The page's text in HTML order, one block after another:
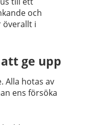
och
överallt i
ge upp
Alla hotas av
ens försöka